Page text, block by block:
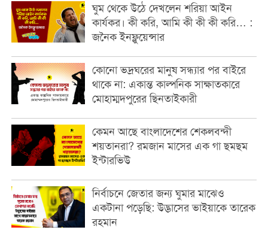
ঘুম থেকে উঠে দেখলেন শরিয়া আইন
কার্যকর। কী করি, আমি কী কী কী করি… :
জনৈক ইনফ্লুয়েন্সার
কোনো ভদ্রঘরের মানুষ সন্ধ্যার পর বাইরে
থাকে না: একান্ত কাল্পনিক সাক্ষাতকারে
মোহাম্মদপুরের ছিনতাইকারী
কেমন আছে বাংলাদেশের শেকলবন্দী
শয়তানরা? রমজান মাসের এক গা ছমছম
ইন্টারভিউ
নির্বাচনে জেতার জন্য ঘুমার মাঝেও
একটানা পড়েছি: উদ্ভাসের ভাইয়াকে তারেক
রহমান